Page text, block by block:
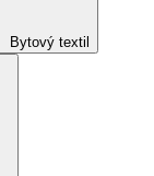
Bytový textil